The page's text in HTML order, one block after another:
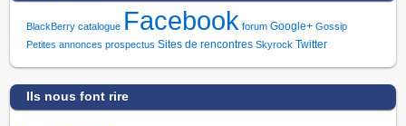
BlackBerry catalogue Facebook forum Google+ Gossip
Petites annonces prospectus Sites de rencontres Skyrock Twitter
Ils nous font rire